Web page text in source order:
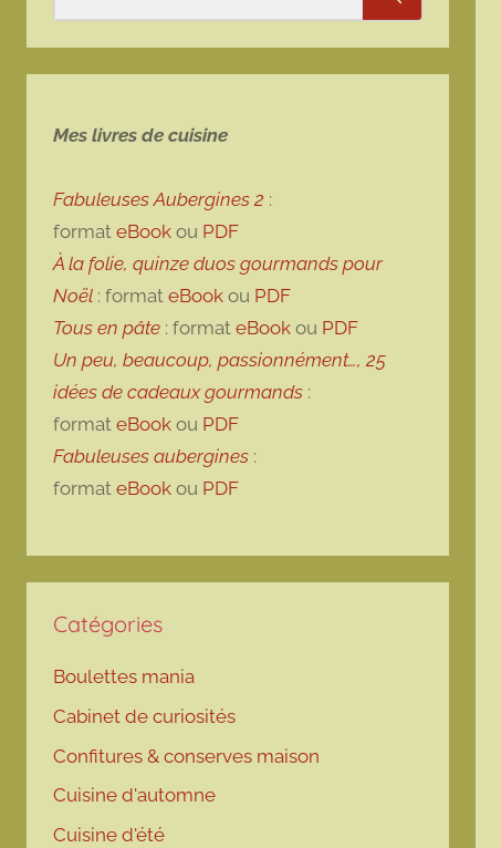
Rechercher
Mes livres de cuisine
Fabuleuses Aubergines 2 :
format eBook ou PDF
À la folie, quinze duos gourmands pour
Noël : format eBook ou PDF
Tous en pâte : format eBook ou PDF
Un peu, beaucoup, passionnément…, 25
idées de cadeaux gourmands :
format eBook ou PDF
Fabuleuses aubergines :
format eBook ou PDF
Catégories
Boulettes mania
Cabinet de curiosités
Confitures & conserves maison
Cuisine d'automne
Cuisine d'été